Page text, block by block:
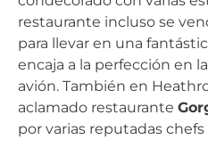
restaurante incluso se
para llevar en una
encaja a la perfección en
avión. También en
aclamado restaurante
por varias reputadas